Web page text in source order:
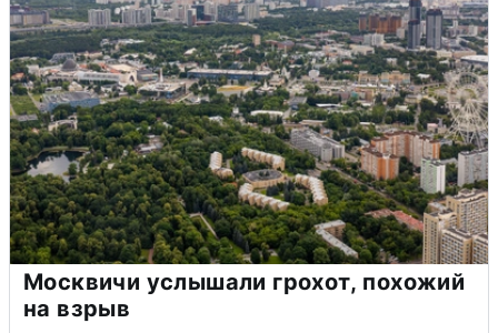
Москвичи услышали грохот, похожий
на взрыв